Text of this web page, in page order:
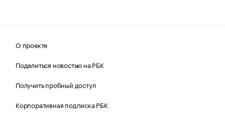
О проекте
Поделиться новостью на РБК
Получить пробный доступ
Корпоративная подписка РБК